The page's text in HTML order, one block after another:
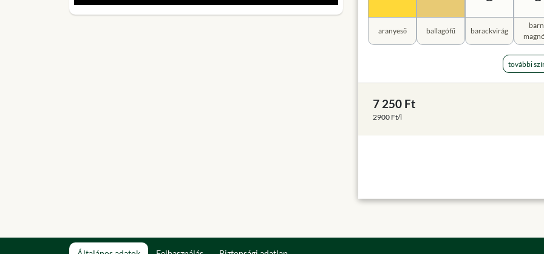
aranyeső ballagófű barackvirág
további
7 250 Ft
2900 Ft/l